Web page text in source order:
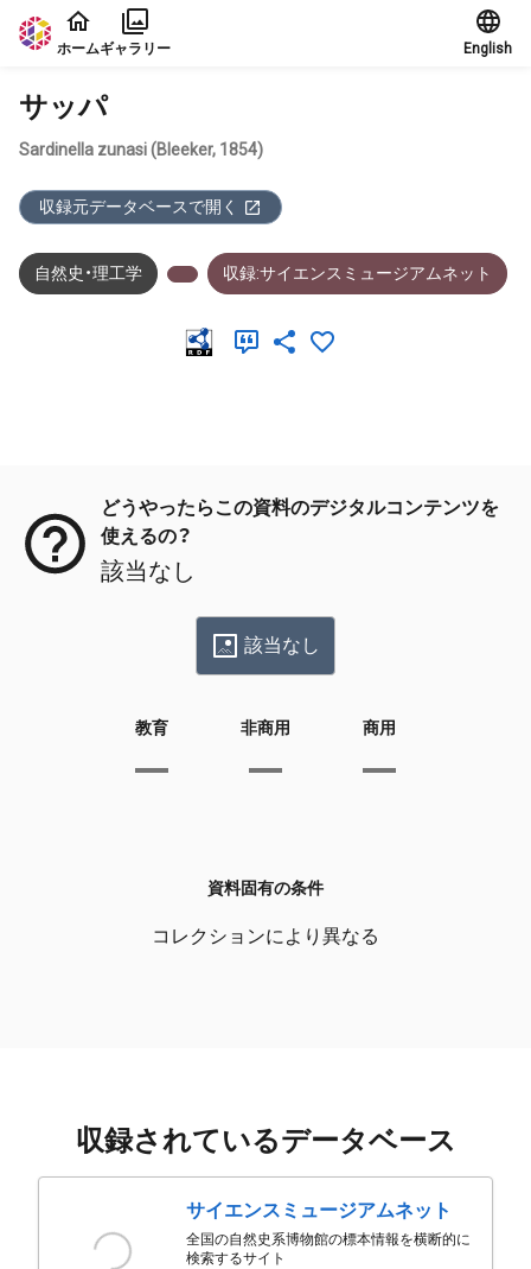
本文に飛ぶ
ホームギャラリー English
サッパ
Sardinella zunasi (Bleeker, 1854)
収録元データベースで開く
自然史・理工学 収録:サイエンスミュージアムネット
どうやったらこの資料のデジタルコンテンツを
使えるの？
該当なし
該当なし
教育 非商用 商用
資料固有の条件
コレクションにより異なる
収録されているデータベース
サイエンスミュージアムネット
全国の自然史系博物館の標本情報を横断的に
検索するサイト